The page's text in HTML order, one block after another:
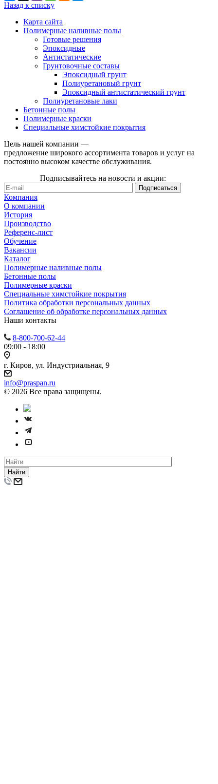
Назад к списку
Карта сайта
Полимерные наливные полы
Готовые решения
Эпоксидные
Антистатические
Грунтовочные составы
Эпоксидный грунт
Полиуретановый грунт
Эпоксидный антистатический грунт
Полиуретановые лаки
Бетонные полы
Полимерные краски
Специальные химстойкие покрытия
Цель нашей компании —
предложение широкого ассортимента товаров и услуг на
постоянно высоком качестве обслуживания.
Подписывайтесь на новости и акции:
Компания
О компании
История
Производство
Референс-лист
Обучение
Вакансии
Каталог
Полимерные наливные полы
Бетонные полы
Полимерные краски
Специальные химстойкие покрытия
Политика обработки персональных данных
Cоглашение об обработке персональных данных
Наши контакты
8-800-700-62-44
09:00 - 18:00
г. Киров, ул. Индустриальная, 9
info@praspan.ru
© 2026 Все права защищены.
Найти